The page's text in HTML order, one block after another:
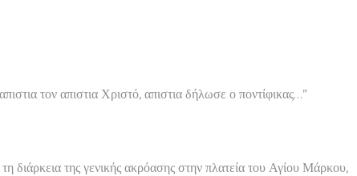
τον απιστια Χριστό, απιστια δήλωσε ο ποντίφικας…”
διάρκεια της γενικής ακρόασης στην πλατεία του Αγίου Μάρκου,